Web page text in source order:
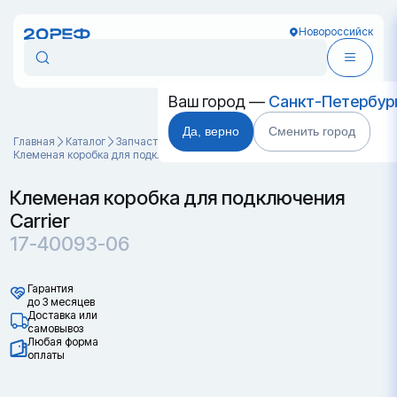
Новороссийск
Ваш город — Санкт-
Да, верно Сменить город
Главная Каталог
Запчасти для контейнеров
Клеменая коробка для подключения Carrier 17-40093-06
Клеменая коробка для подключения
Carrier
17-40093-06
Гарантия
до 3 месяцев
Доставка или
самовывоз
Любая форма
оплаты